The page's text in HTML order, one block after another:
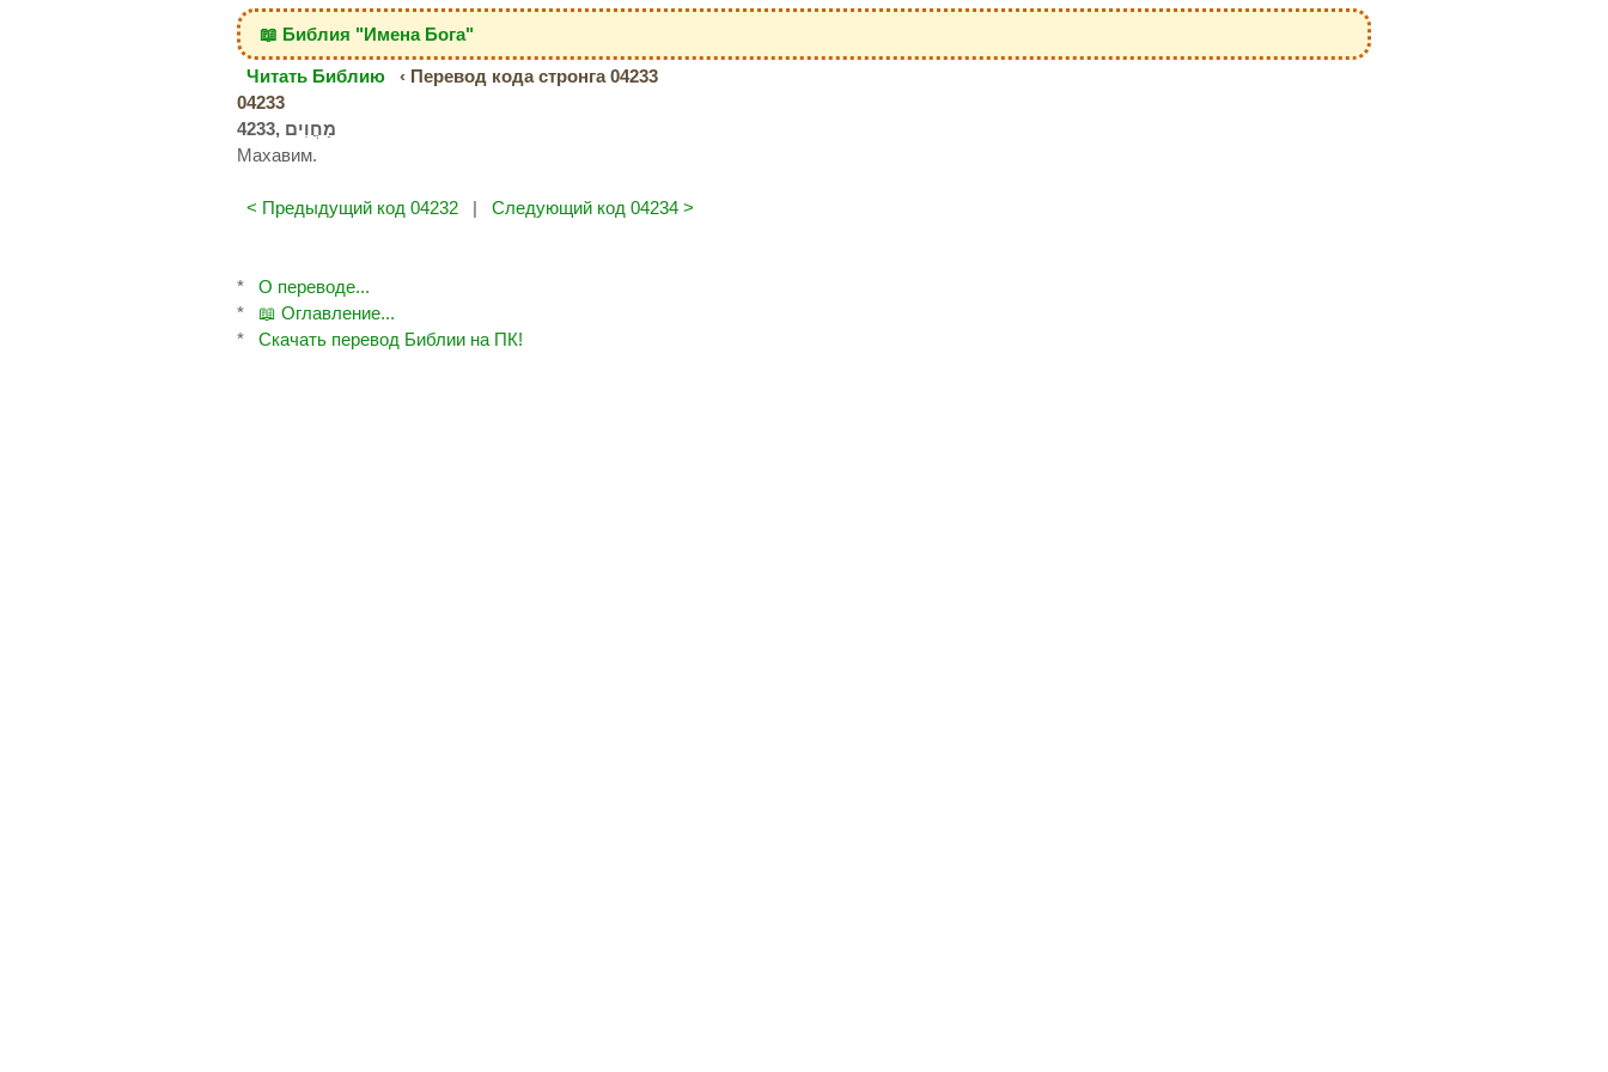
📖 Библия "Имена Бога"
Читать Библию
‹ Перевод кода стронга 04233
04233
Махавим.
< Предыдущий код 04232 | Следующий код 04234 >
*
О переводе...
*
📖 Оглавление...
*
Скачать перевод Библии на ПК!